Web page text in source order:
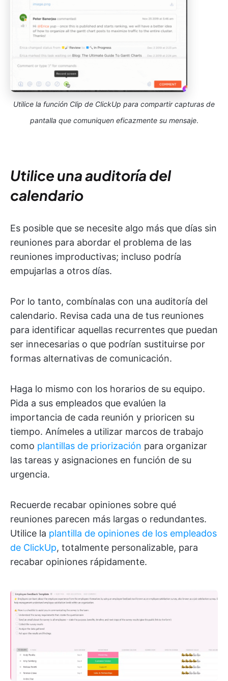
Utilice la función Clip de ClickUp para compartir capturas de
pantalla que comuniquen eficazmente su mensaje.
Utilice una auditoría del
calendario
Es posible que se necesite algo más que días sin
reuniones para abordar el problema de las
reuniones improductivas; incluso podría
empujarlas a otros días.
Por lo tanto, combínalas con una auditoría del
calendario. Revisa cada una de tus reuniones
para identificar aquellas recurrentes que puedan
ser innecesarias o que podrían sustituirse por
formas alternativas de comunicación.
Haga lo mismo con los horarios de su equipo.
Pida a sus empleados que evalúen la
importancia de cada reunión y prioricen su
tiempo. Anímeles a utilizar marcos de trabajo
como plantillas de priorización para organizar
las tareas y asignaciones en función de su
urgencia.
Recuerde recabar opiniones sobre qué
reuniones parecen más largas o redundantes.
Utilice la plantilla de opiniones de los empleados
de ClickUp, totalmente personalizable, para
recabar opiniones rápidamente.